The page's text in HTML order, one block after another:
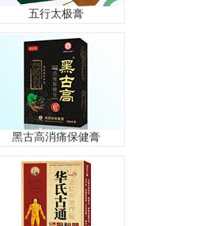
五行太极膏
黑古高消痛保健膏